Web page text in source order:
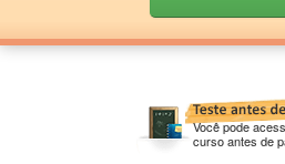
Você pode
curso antes de